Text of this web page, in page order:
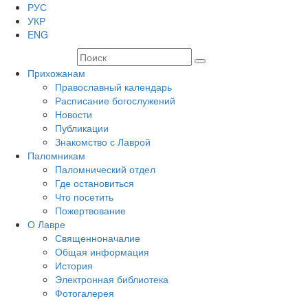
РУС
УКР
ENG
Прихожанам
Православный календарь
Расписание богослужений
Новости
Публикации
Знакомство с Лаврой
Паломникам
Паломнический отдел
Где остановиться
Что посетить
Пожертвование
О Лавре
Священноначалие
Общая информация
История
Электронная библиотека
Фотогалерея